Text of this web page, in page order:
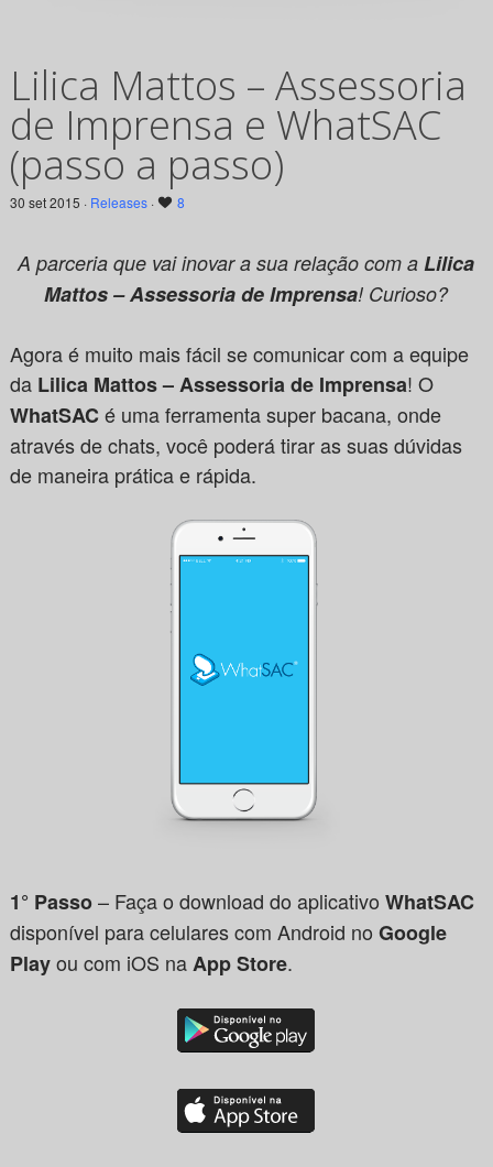
Lilica Mattos – Assessoria
de Imprensa e WhatSAC
(passo a passo)
30 set 2015 · Releases· 8
A parceria que vai inovar a sua relação com a Lilica
Mattos – Assessoria de Imprensa! Curioso?
Agora é muito mais fácil se comunicar com a equipe
da Lilica Mattos – Assessoria de Imprensa! O
WhatSACé uma ferramenta super bacana, onde
através de chats, você poderá tirar as suas dúvidas
de maneira prática e rápida.
1° Passo– Faça o download do aplicativo WhatSAC
disponível para celulares com Android no Google
Playou com iOS naApp Store.